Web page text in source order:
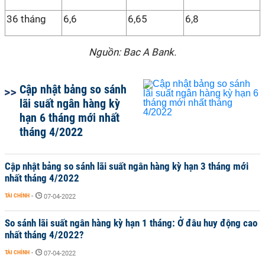
36 tháng 6,6 6,65 6,8
Nguồn: Bac A Bank.
Cập nhật bảng so sánh
lãi suất ngân hàng kỳ
hạn 6 tháng mới nhất
tháng 4/2022
Cập nhật bảng so sánh lãi suất ngân hàng kỳ hạn 3 tháng mới
nhất tháng 4/2022
TÀI CHÍNH - 07-04-2022
So sánh lãi suất ngân hàng kỳ hạn 1 tháng: Ở đâu huy động cao
nhất tháng 4/2022?
TÀI CHÍNH - 07-04-2022